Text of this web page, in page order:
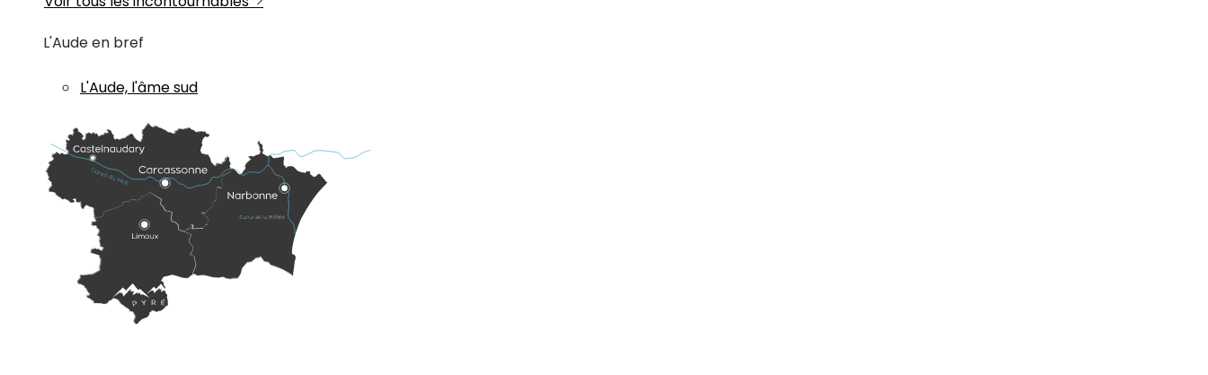
L'Aude en bref
L'Aude, l'âme sud